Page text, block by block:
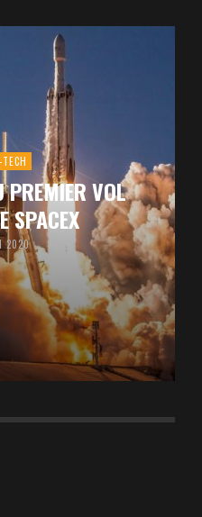
PREMIER VOL
SPACEX
2020